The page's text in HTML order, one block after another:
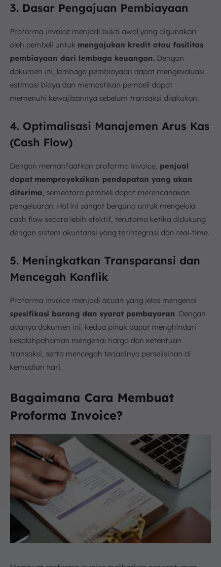
3. Dasar Pengajuan Pembiayaan
Proforma invoice menjadi bukti awal yang digunakan
oleh pembeli untuk mengajukan kredit atau fasilitas
pembiayaan dari lembaga keuangan. Dengan
dokumen ini, lembaga pembiayaan dapat mengevaluasi
estimasi biaya dan memastikan pembeli dapat
memenuhi kewajibannya sebelum transaksi dilakukan.
4. Optimalisasi Manajemen Arus Kas
(Cash Flow)
Dengan memanfaatkan proforma invoice, penjual
dapat memproyeksikan pendapatan yang akan
diterima , sementara pembeli dapat merencanakan
pengeluaran. Hal ini sangat berguna untuk mengelola
cash flow secara lebih efektif, terutama ketika didukung
dengan sistem akuntansi yang terintegrasi dan real-time.
5. Meningkatkan Transparansi dan
Mencegah Konflik
Proforma invoice menjadi acuan yang jelas mengenai
spesifikasi barang dan syarat pembayaran. Dengan
adanya dokumen ini, kedua pihak dapat menghindari
kesalahpahaman mengenai harga dan ketentuan
transaksi, serta mencegah terjadinya perselisihan di
kemudian hari.
Bagaimana Cara Membuat
Proforma Invoice?